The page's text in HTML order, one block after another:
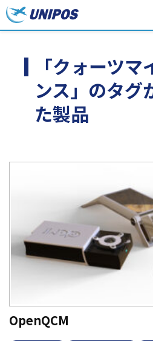
「クォーツ
ンス」のタグ
た製品
OpenQCM